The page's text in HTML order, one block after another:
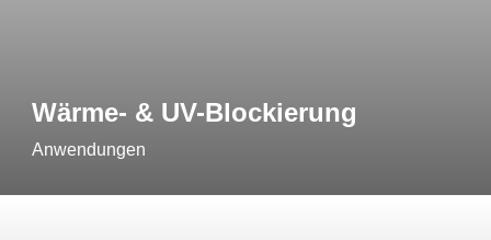
Wärme- & UV-Blockierung
Anwendungen